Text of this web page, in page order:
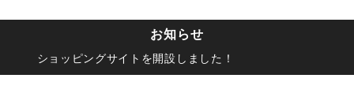
お知らせ
ショッピングサイトを開設しました！